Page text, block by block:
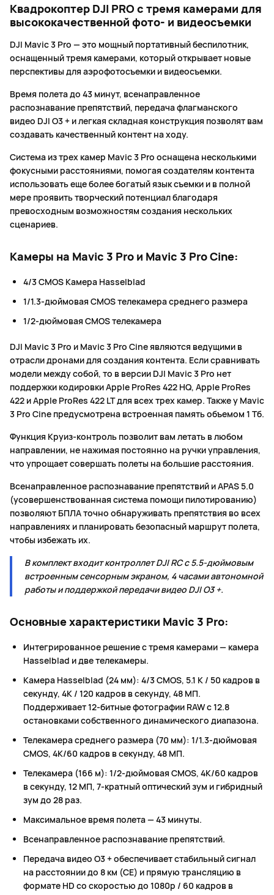
Квадрокоптер DJI PRO с тремя камерами для
высококачественной фото- и видеосъемки
DJI Mavic 3 Pro — это мощный портативный беспилотник,
оснащенный тремя камерами, который открывает новые
перспективы для аэрофотосъемки и видеосъемки.
Время полета до 43 минут, всенаправленное
распознавание препятствий, передача флагманского
видео DJI O3 + и легкая складная конструкция позволят вам
создавать качественный контент на ходу.
Система из трех камер Mavic 3 Pro оснащена несколькими
фокусными расстояниями, помогая создателям контента
использовать еще более богатый язык съемки и в полной
мере проявить творческий потенциал благодаря
превосходным возможностям создания нескольких
сценариев.
Камеры на Mavic 3 Pro и Mavic 3 Pro Cine:
4/3 CMOS Камера Hasselblad
1/1.3-дюймовая CMOS телекамера среднего размера
1/2-дюймовая CMOS телекамера
DJI Mavic 3 Pro и Mavic 3 Pro Cine являются ведущими в
отрасли дронами для создания контента. Если сравнивать
модели между собой, то в версии DJI Mavic 3 Pro нет
поддержки кодировки Apple ProRes 422 HQ, Apple ProRes
422 и Apple ProRes 422 LT для всех трех камер. Также у Mavic
3 Pro Cine предусмотрена встроенная память объемом 1 Тб.
Функция Круиз-контроль позволит вам летать в любом
направлении, не нажимая постоянно на ручки управления,
что упрощает совершать полеты на большие расстояния.
Всенаправленное распознавание препятствий и APAS 5.0
(усовершенствованная система помощи пилотированию)
позволяют БПЛА точно обнаруживать препятствия во всех
направлениях и планировать безопасный маршрут полета,
чтобы избежать их.
В комплект входит контроллет DJI RC с 5.5-дюймовым
встроенным сенсорным экраном, 4 часами автономной
работы и поддержкой передачи видео DJI O3 +.
Основные характеристики Mavic 3 Pro:
Интегрированное решение с тремя камерами — камера
Hasselblad и две телекамеры.
Камера Hasselblad (24 мм): 4/3 CMOS, 5.1 K / 50 кадров в
секунду, 4K / 120 кадров в секунду, 48 МП.
Поддерживает 12-битные фотографии RAW с 12.8
остановками собственного динамического диапазона.
Телекамера среднего размера (70 мм): 1/1.3-дюймовая
CMOS, 4K/60 кадров в секунду, 48 МП.
Телекамера (166 м): 1/2-дюймовая CMOS, 4K/60 кадров
в секунду, 12 МП, 7-кратный оптический зум и гибридный
зум до 28 раз.
Максимальное время полета — 43 минуты.
Всенаправленное распознавание препятствий.
Передача видео O3 + обеспечивает стабильный сигнал
на расстоянии до 8 км (CE) и прямую трансляцию в
формате HD со скоростью до 1080p / 60 кадров в